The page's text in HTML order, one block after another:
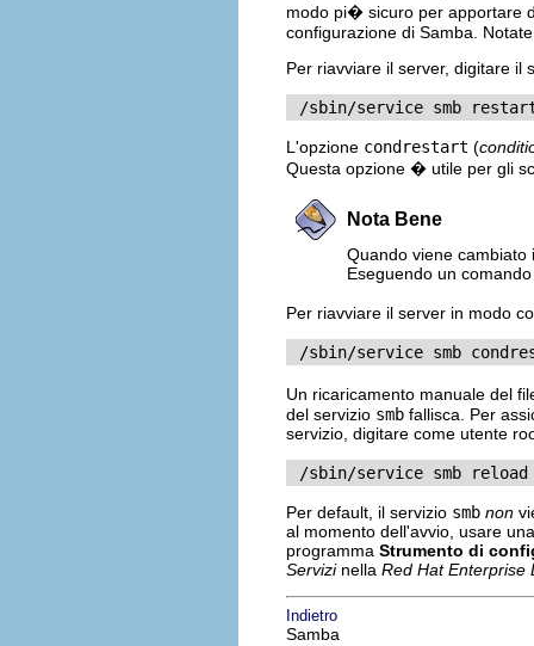
modo pi� sicuro per apportare
configurazione di Samba.
Per riavviare il server, digitare il
/sbin/service smb
L'opzione condrestart (
Questa opzione � utile per gli
Nota Bene
Quando viene cambiato
Eseguendo un
Per riavviare il server in modo
/sbin/service smb
Un ricaricamento manuale del
del servizio smb fallisca. Per
servizio, digitare come utente
/sbin/service smb
Per default, il servizio smb non
al momento dell'avvio, usare
programma Strumento di
Servizinella Red Hat Enterprise
Indietro
Samba